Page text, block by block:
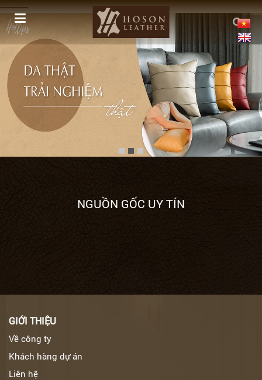
------------
NGUỒN GỐC UY TÍN
GIỚI THIỆU
Về công ty
Khách hàng dự án
Liên hệ